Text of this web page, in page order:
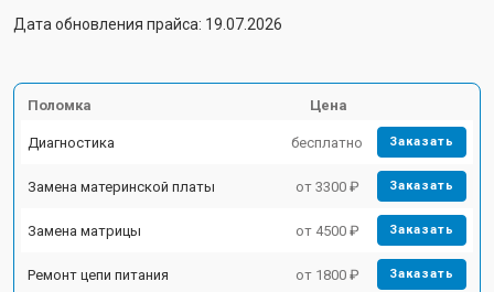
Дата обновления прайса: 19.07.2026
Поломка Цена
Диагностика бесплатно Заказать
Замена материнской платы от 3300 ₽ Заказать
Замена матрицы от 4500 ₽ Заказать
Ремонт цепи питания от 1800 ₽ Заказать